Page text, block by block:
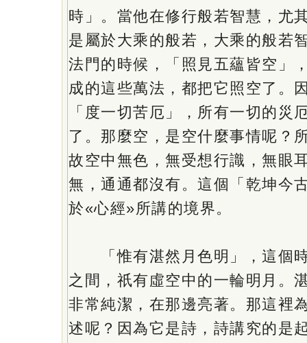
時」。當他在修行般若智慧，尤
是屬於大乘的般若，大乘的般若
法門的時候，「照見五蘊皆空」
成的這些萬法，都把它照空了。
「度一切苦厄」，所有一切的災
了。那麼空，是空什麼事情呢？
故空中無色，無受想行識，無眼
無，通通都沒有。這個「乾坤今
於«心經»所講的境界。
「惟有湛然月色明」，這個
之間，祇有虛空中的一輪明月。
非常純潔，在那邊亮著。那這裡
述呢？因為它是詩，詩講究的是